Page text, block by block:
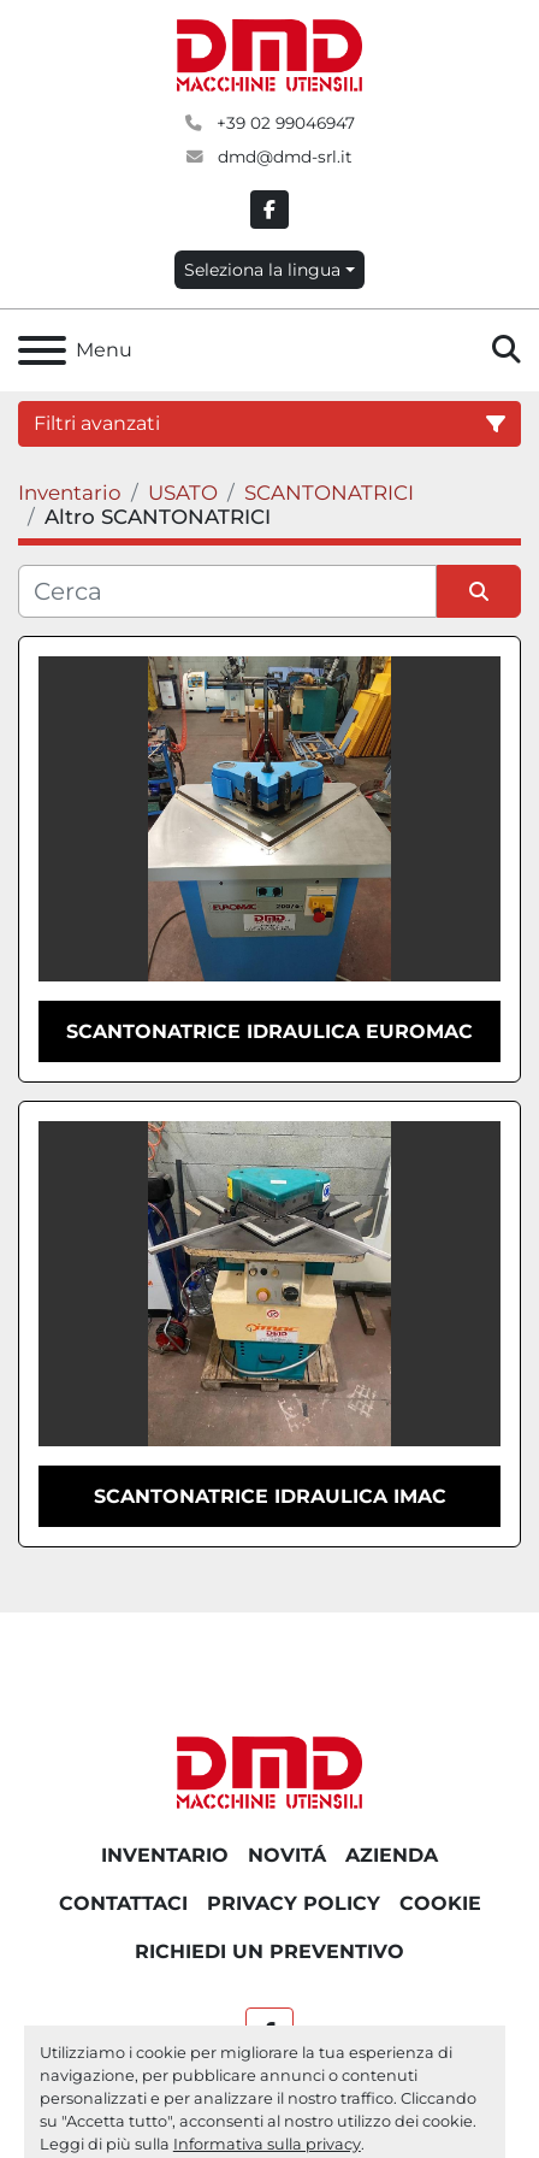
Utilizziamo i cookie per migliorare la tua esperienza di
navigazione, per pubblicare annunci o contenuti
personalizzati e per analizzare il nostro traffico. Cliccando
su "Accetta tutto", acconsenti al nostro utilizzo dei cookie.
Leggi di più sulla Informativa sulla privacy.
+39 02 99046947
dmd@dmd-srl.it
facebook
Seleziona la lingua
Menu
Filtri avanzati
Categoria
Condizione
Inventario USATO
SCANTONATRICI
Altro SCANTONATRICI
Ordina per
SCANTONATRICE IDRAULICA EUROMAC
SCANTONATRICE IDRAULICA IMAC
INVENTARIO NOVITÁ AZIENDA
CONTATTACI PRIVACY POLICY COOKIE
RICHIEDI UN PREVENTIVO
facebook
Machinio Systemsito web diMachinio
Personalizza le preferenze sui Cookies